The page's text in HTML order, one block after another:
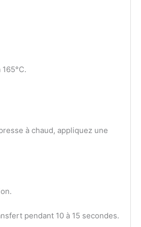
à chaud, appliquez une
pendant 10 à 15 secondes.